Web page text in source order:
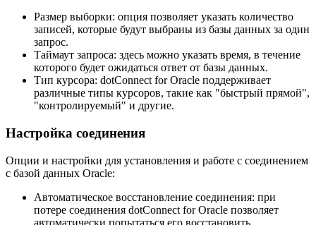
Размер выборки: опция позволяет указать количество
записей, которые будут выбраны из базы данных за один
запрос.
Таймаут запроса: здесь можно указать время, в течение
которого будет ожидаться ответ от базы данных.
Тип курсора: dotConnect for Oracle поддерживает
различные типы курсоров, такие как "быстрый прямой",
"контролируемый" и другие.
Настройка соединения
Опции и настройки для установления и работе с соединением
с базой данных Oracle:
Автоматическое восстановление соединения: при
потере соединения dotConnect for Oracle позволяет
автоматически попытаться его восстановить.